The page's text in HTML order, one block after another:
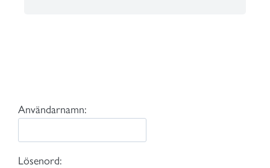
Användarnamn:
Lösenord: